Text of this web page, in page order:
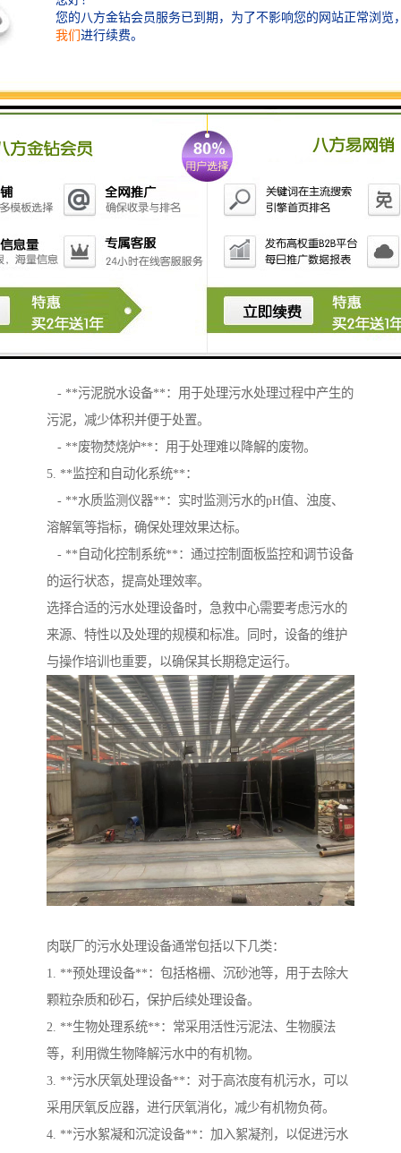
荷。
- **生物处理设备**：利用微生物分解污水中的有机
2. **消毒设备**：
毒。
- **氯化消毒系统**：通过投加氯化剂对污水进行消
毒，杀灭病原微生物。
3. **污水收集和输送系统**：
- **污水泵**：用于将污水从不同区域收集并输送到处
理系统。
- **管道系统**：保证污水从各个采集点安全、地输送
- **污泥脱水设备**：用于处理污水处理过程中产生的
污泥，减少体积并便于处置。
- **废物焚烧炉**：用于处理难以降解的废物。
5. **监控和自动化系统**：
- **水质监测仪器**：实时监测污水的pH值、浊度、
溶解氧等指标，确保处理效果达标。
- **自动化控制系统**：通过控制面板监控和调节设备
的运行状态，提高处理效率。
选择合适的污水处理设备时，急救中心需要考虑污水的
来源、特性以及处理的规模和标准。同时，设备的维护
与操作培训也重要，以确保其长期稳定运行。
肉联厂的污水处理设备通常包括以下几类：
1. **预处理设备**：包括格栅、沉砂池等，用于去除大
颗粒杂质和砂石，保护后续处理设备。
2. **生物处理系统**：常采用活性污泥法、生物膜法
等，利用微生物降解污水中的有机物。
3. **污水厌氧处理设备**：对于高浓度有机污水，可以
采用厌氧反应器，进行厌氧消化，减少有机物负荷。
4. **污水絮凝和沉淀设备**：加入絮凝剂，以促进污水